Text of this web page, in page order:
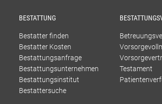
BESTATTUNG
Bestatter finden
Bestatter Kosten
Bestattungsanfrage
Bestattungsunternehmen
Bestattungsinstitut
Bestattersuche
Testament